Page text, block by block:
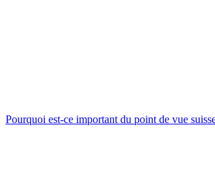
Pourquoi est-ce important du point de vue